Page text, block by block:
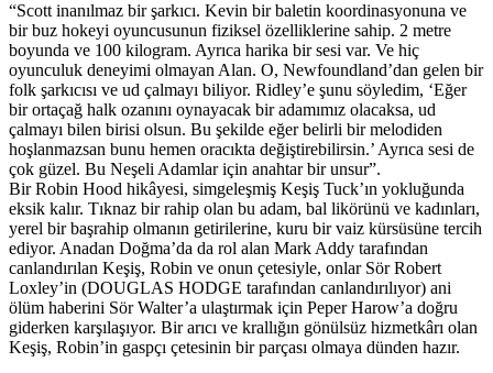
“Scott inanılmaz bir şarkıcı. Kevin bir baletin koordinasyonuna ve
bir buz hokeyi oyuncusunun fiziksel özelliklerine sahip. 2 metre
boyunda ve 100 kilogram. Ayrıca harika bir sesi var. Ve hiç
oyunculuk deneyimi olmayan Alan. O, Newfoundland’dan gelen bir
folk şarkıcısı ve ud çalmayı biliyor. Ridley’e şunu söyledim, ‘Eğer
bir ortaçağ halk ozanını oynayacak bir adamımız olacaksa, ud
çalmayı bilen birisi olsun. Bu şekilde eğer belirli bir melodiden
hoşlanmazsan bunu hemen oracıkta değiştirebilirsin.’ Ayrıca sesi de
çok güzel. Bu Neşeli Adamlar için anahtar bir unsur”.
Bir Robin Hood hikâyesi, simgeleşmiş Keşiş Tuck’ın yokluğunda
eksik kalır. Tıknaz bir rahip olan bu adam, bal likörünü ve kadınları,
yerel bir başrahip olmanın getirilerine, kuru bir vaiz kürsüsüne tercih
ediyor. Anadan Doğma’da da rol alan Mark Addy tarafından
canlandırılan Keşiş, Robin ve onun çetesiyle, onlar Sör Robert
Loxley’in (DOUGLAS HODGE tarafından canlandırılıyor) ani
ölüm haberini Sör Walter’a ulaştırmak için Peper Harow’a doğru
giderken karşılaşıyor. Bir arıcı ve krallığın gönülsüz hizmetkârı olan
Keşiş, Robin’in gaspçı çetesinin bir parçası olmaya dünden hazır.